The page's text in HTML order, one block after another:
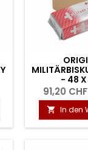
- 48
91,20 CHF
 In den